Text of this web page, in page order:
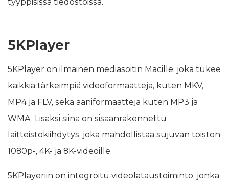
5KPlayer
5KPlayer on ilmainen mediasoitin Macille, joka tukee
kaikkia tärkeimpiä videoformaatteja, kuten MKV,
MP4 ja FLV, sekä ääniformaatteja kuten MP3 ja
WMA. Lisäksi siinä on sisäänrakennettu
laitteistokiihdytys, joka mahdollistaa sujuvan toiston
1080p-, 4K- ja 8K-videoille.
5KPlayeriin on integroitu videolataustoiminto, jonka